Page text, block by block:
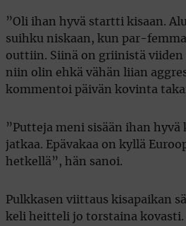
”Oli ihan hyvä startti kisaan.
suihku niskaan, kun par-
outtiin. Siinä on griinistä viiden
niin olin ehkä vähän liian
kommentoi päivän kovinta
”Putteja meni sisään ihan hyvä
jatkaa. Epävakaa on kyllä
hetkellä”, hän sanoi.
Pulkkasen viittaus kisapaikan
keli heitteli jo torstaina